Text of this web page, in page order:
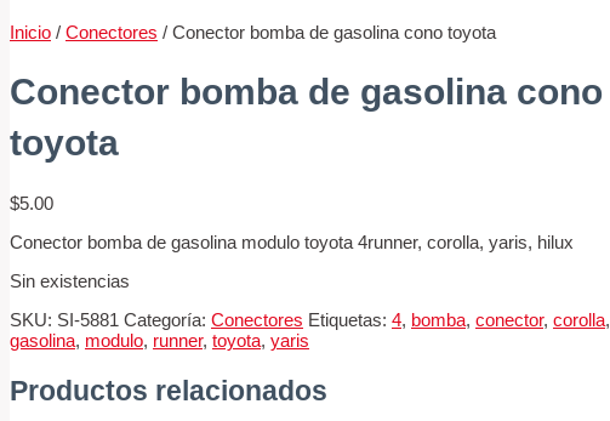
Inicio / Conectores / Conector bomba de gasolina cono toyota
Conector bomba de gasolina cono
toyota
$5.00
Conector bomba de gasolina modulo toyota 4runner, corolla, yaris, hilux
Sin existencias
SKU: SI-5881 Categoría: Conectores Etiquetas: 4, bomba, conector, corolla,
gasolina, modulo, runner, toyota, yaris
Productos relacionados